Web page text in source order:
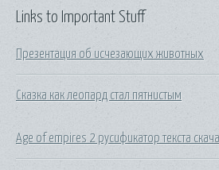
Links to Important Stuff
Презентация об исчезающих животных
Сказка как леопард стал пятнистым
Age of empires 2 русификатор текста